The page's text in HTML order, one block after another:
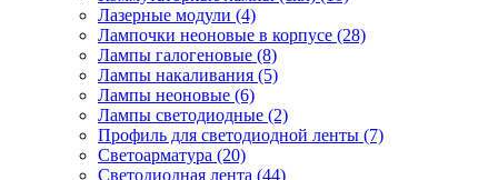
Лазерные модули (4)
Лампочки неоновые в корпусе (28)
Лампы галогеновые (8)
Лампы накаливания (5)
Лампы неоновые (6)
Лампы светодиодные (2)
Профиль для светодиодной ленты (7)
Светоарматура (20)
Светодиодная лента (44)